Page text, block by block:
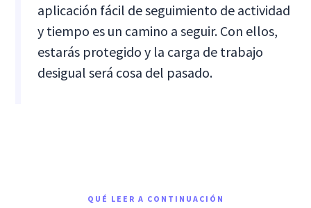
aplicación fácil de seguimiento de actividad
y tiempo es un camino a seguir. Con ellos,
estarás protegido y la carga de trabajo
desigual será cosa del pasado.
QUÉ LEER A CONTINUACIÓN